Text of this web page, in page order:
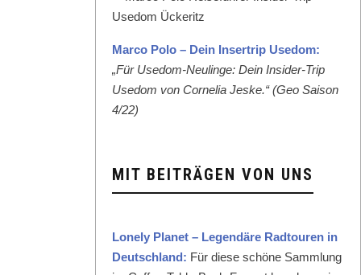
Mar­co Polo – Dein Inser­trip Use­dom:
„Für Use­dom-Neulinge: Dein Insid­er-Trip
Use­dom von Cor­nelia Jeske.“ (Geo Sai­son
4/22)
MIT BEITRÄGEN VON UNS
Lone­ly Plan­et – Leg­endäre Rad­touren in
Deutsch­land: Für diese schöne Samm­lung